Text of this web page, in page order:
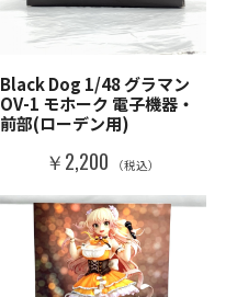
Black Dog 1/48 グラマン
OV-1 モホーク 電子機器・
前部(ローデン用)
￥2,200 （税込）